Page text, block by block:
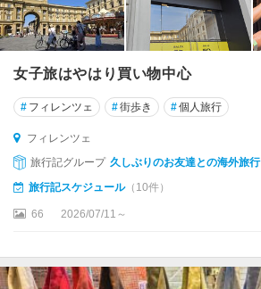
プ
リ
島
シ
ナ
★
チ
ア
島
女子旅はやはり買い物中心
# フィレンツェ #街歩き #個人旅行
フィレンツェ
旅行記グループ 久しぶりのお友達との海外旅行
旅行記スケジュール（10件）
66 2026/07/11～